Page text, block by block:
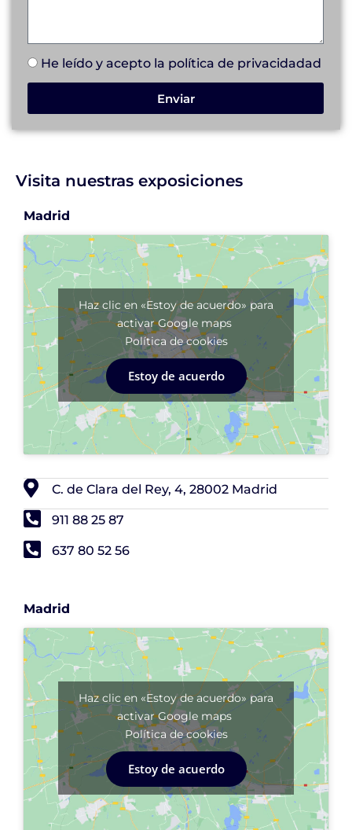
He leído y acepto la política de privacidadad
Enviar
Visita nuestras exposiciones
Madrid
Haz clic en «Estoy de acuerdo» para
activar Google maps
Política de cookies
Estoy de acuerdo
C. de Clara del Rey, 4, 28002 Madrid
911 88 25 87
637 80 52 56
Madrid
Haz clic en «Estoy de acuerdo» para
activar Google maps
Política de cookies
Estoy de acuerdo